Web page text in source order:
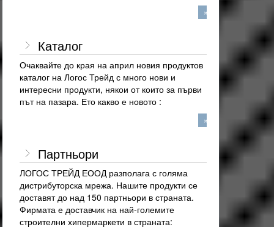
»
Каталог
Очаквайте до края на април новия продуктов
каталог на Логос Трейд с много нови и
интересни продукти, някои от които за първи
път на пазара. Ето какво е новото :
»
Партньори
ЛОГОС ТРЕЙД ЕООД разполага с голяма
дистрибуторска мрежа. Нашите продукти се
доставят до над 150 партньори в страната.
Фирмата е доставчик на най-големите
строителни хипермаркети в страната: